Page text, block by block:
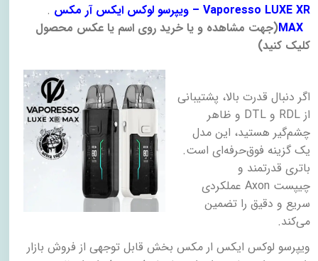
. ویپرسو لوکس ایکس آر مکس – Vaporesso LUXE XR
MAX
)جهت مشاهده و یا خرید روی اسم یا عکس محصول
کلیک کنید(
اگر دنبال قدرت بالا، پشتیبانی
از RDL و DTL و ظاهر
چشم‌گیر هستید، این مدل
یک گزینه فوق‌حرفه‌ای است.
باتری قدرتمند و
چیپست Axon عملکردی
سریع و دقیق را تضمین
می‌کند.
ویپرسو لوکس ایکس ار مکس بخش قابل توجهی از فروش بازار